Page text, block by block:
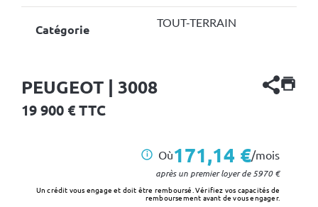
Catégorie TOUT-TERRAIN
PEUGEOT | 3008
19 900 € TTC
i Où171,14 €/mois
après un premier loyer de5970€
Un crédit vous engage et doit être remboursé. Vérifiez vos capacités de
remboursement avant de vous engager.